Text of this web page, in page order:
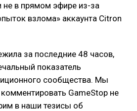
не в прямом эфире из-за
взлома» аккаунта Citron
за последние 48 часов,
показатель
сообщества. Мы
GameStop не
в наши тезисы об